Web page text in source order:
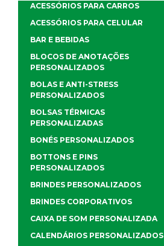
ACESSÓRIOS PARA CARROS
ACESSÓRIOS PARA CELULAR
BAR E BEBIDAS
BLOCOS DE ANOTAÇÕES
PERSONALIZADOS
BOLAS E ANTI-STRESS
PERSONALIZADOS
BOLSAS TÉRMICAS
PERSONALIZADAS
BONÉS PERSONALIZADOS
BOTTONS E PINS
PERSONALIZADOS
BRINDES PERSONALIZADOS
BRINDES CORPORATIVOS
CAIXA DE SOM PERSONALIZADA
CALENDÁRIOS PERSONALIZADOS